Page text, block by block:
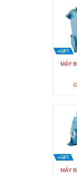
MÁY
MÁY